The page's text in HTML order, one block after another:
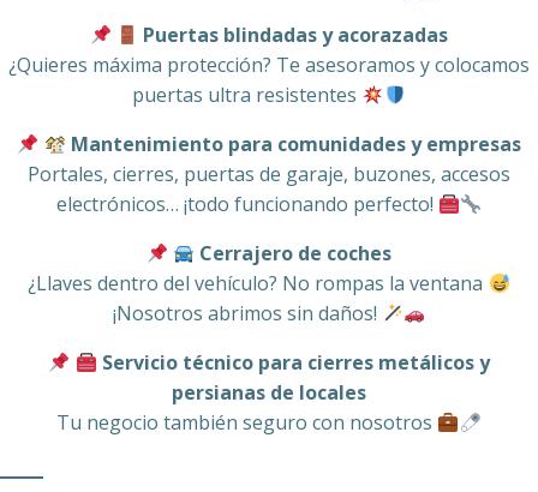
Puertas blindadas y acorazadas
¿Quieres máxima protección? Te asesoramos y colocamos
puertas ultra resistentes
Mantenimiento para comunidades y empresas
Portales, cierres, puertas de garaje, buzones, accesos
electrónicos… ¡todo funcionando perfecto!
Cerrajero de coches
¿Llaves dentro del vehículo? No rompas la ventana
¡Nosotros abrimos sin daños!
Servicio técnico para cierres metálicos y
persianas de locales
Tu negocio también seguro con nosotros